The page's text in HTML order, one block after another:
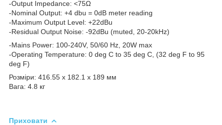
-Output Impedance: <75Ω
-Nominal Output: +4 dbu = 0dB meter reading
-Maximum Output Level: +22dBu
-Residual Output Noise: -92dBu (muted, 20-20kHz)
-Mains Power: 100-240V, 50/60 Hz, 20W max
-Operating Temperature: 0 deg C to 35 deg C, (32 deg F to 95
deg F)
Розміри: 416.55 х 182.1 х 189 мм
Вага: 4.8 кг
Приховати